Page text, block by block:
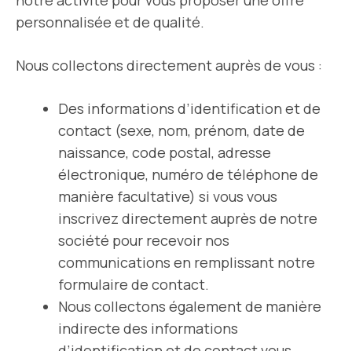
personnalisée et de qualité.
Nous collectons directement auprès de vous :
Des informations d’identification et de
contact (sexe, nom, prénom, date de
naissance, code postal, adresse
électronique, numéro de téléphone de
manière facultative) si vous vous
inscrivez directement auprès de notre
société pour recevoir nos
communications en remplissant notre
formulaire de contact.
Nous collectons également de manière
indirecte des informations